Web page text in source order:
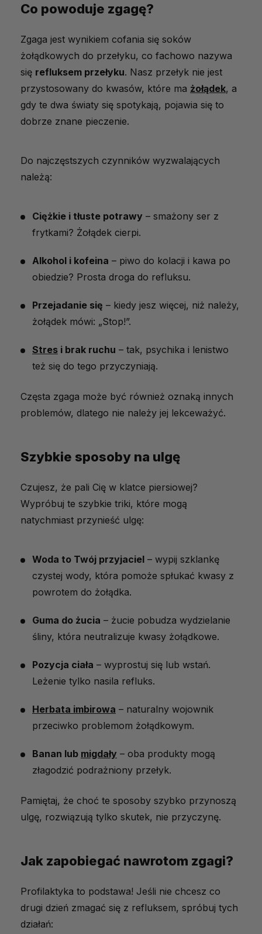
Szybkie sposoby na ulgę
Jak zapobiegać nawrotom zgagi?
Kiedy zgłosić się do lekarza?
Zgaga pod kontrolą
Co powoduje zgagę?
Zgaga jest wynikiem cofania się soków
żołądkowych do przełyku, co fachowo nazywa
się refluksem przełyku. Nasz przełyk nie jest
przystosowany do kwasów, które ma żołądek, a
gdy te dwa światy się spotykają, pojawia się to
dobrze znane pieczenie.
Do najczęstszych czynników wyzwalających
należą:
Ciężkie i tłuste potrawy – smażony ser z
frytkami? Żołądek cierpi.
Alkohol i kofeina – piwo do kolacji i kawa po
obiedzie? Prosta droga do refluksu.
Przejadanie się – kiedy jesz więcej, niż należy,
żołądek mówi: „Stop!”.
Stres i brak ruchu – tak, psychika i lenistwo
też się do tego przyczyniają.
Częsta zgaga może być również oznaką innych
problemów, dlatego nie należy jej lekceważyć.
Szybkie sposoby na ulgę
Czujesz, że pali Cię w klatce piersiowej?
Wypróbuj te szybkie triki, które mogą
natychmiast przynieść ulgę:
Woda to Twój przyjaciel – wypij szklankę
czystej wody, która pomoże spłukać kwasy z
powrotem do żołądka.
Guma do żucia – żucie pobudza wydzielanie
śliny, która neutralizuje kwasy żołądkowe.
Pozycja ciała – wyprostuj się lub wstań.
Leżenie tylko nasila refluks.
Herbata imbirowa – naturalny wojownik
przeciwko problemom żołądkowym.
Banan lub migdały – oba produkty mogą
złagodzić podrażniony przełyk.
Pamiętaj, że choć te sposoby szybko przynoszą
ulgę, rozwiązują tylko skutek, nie przyczynę.
Jak zapobiegać nawrotom zgagi?
Profilaktyka to podstawa! Jeśli nie chcesz co
drugi dzień zmagać się z refluksem, spróbuj tych
działań: